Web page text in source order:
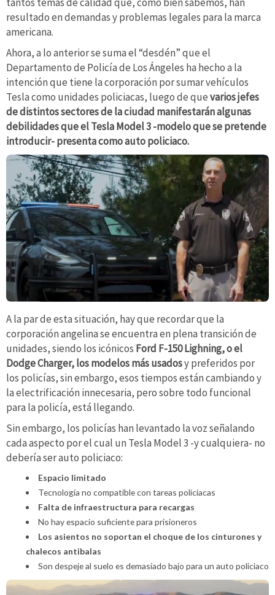
resultado en demandas y problemas legales para la marca
americana.
Ahora, a lo anterior se suma el “desdén” que el
Departamento de Policía de Los Ángeles ha hecho a la
intención que tiene la corporación por sumar vehículos
Tesla como unidades policiacas, luego de quevarios jefes
de distintos sectores de la ciudad manifestarán algunas
debilidades que el Tesla Model 3 -modelo que se pretende
introducir- presenta como auto policiaco.
A la par de esta situación, hay que recordar que la
corporación angelina se encuentra en plena transición de
unidades, siendo los icónicos Ford F-150 Lighning, o el
Dodge Charger, los modelos más usadosy preferidos por
los policías, sin embargo, esos tiempos están cambiando y
la electrificación innecesaria, pero sobre todo funcional
para la policía, está llegando.
Sin embargo, los policías han levantado la voz señalando
cada aspecto por el cual un Tesla Model 3 -y cualquiera- no
debería ser auto policiaco:
Espacio limitado
Tecnología no compatible con tareas policiacas
Falta de infraestructura para recargas
No hay espacio suficiente para prisioneros
Los asientos no soportan el choque de los cinturones y
chalecos antibalas
Son despeje al suelo es demasiado bajo para un auto policiaco